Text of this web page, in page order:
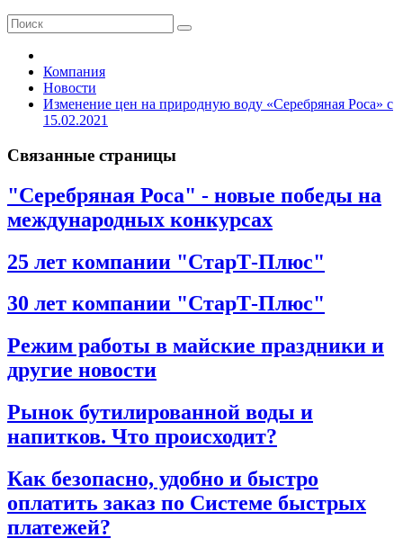
Компания
Новости
Изменение цен на природную воду «Серебряная Роса» с
15.02.2021
Связанные страницы
"Серебряная Роса" - новые победы на
международных конкурсах
25 лет компании "СтарТ-Плюс"
30 лет компании "СтарТ-Плюс"
Режим работы в майские праздники и
другие новости
Рынок бутилированной воды и
напитков. Что происходит?
Как безопасно, удобно и быстро
оплатить заказ по Системе быстрых
платежей?